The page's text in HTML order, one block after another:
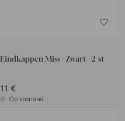
Eindkappen Miss - Zwart - 2-st
11 €
Op voorraad